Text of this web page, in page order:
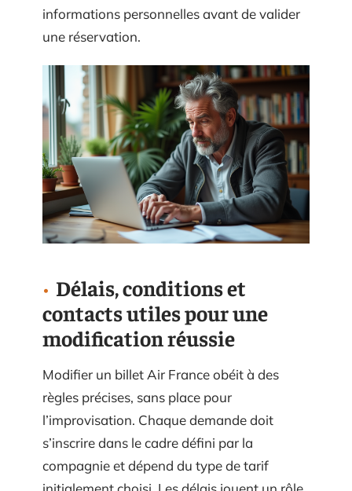
informations personnelles avant de valider
une réservation.
Délais, conditions et
contacts utiles pour une
modification réussie
Modifier un billet Air France obéit à des
règles précises, sans place pour
l’improvisation. Chaque demande doit
s’inscrire dans le cadre défini par la
compagnie et dépend du type de tarif